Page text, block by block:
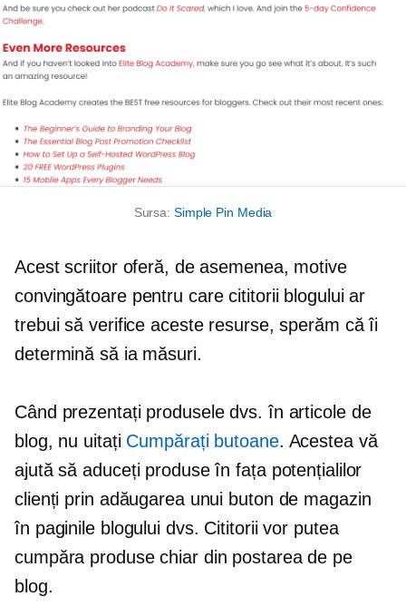
Sursa: Simple Pin Media
Acest scriitor oferă, de asemenea, motive
convingătoare pentru care cititorii blogului ar
trebui să verifice aceste resurse, sperăm că îi
determină să ia măsuri.
Când prezentați produsele dvs. în articole de
blog, nu uitați Cumpărați butoane. Acestea vă
ajută să aduceți produse în fața potențialilor
clienți prin adăugarea unui buton de magazin
în paginile blogului dvs. Cititorii vor putea
cumpăra produse chiar din postarea de pe
blog.